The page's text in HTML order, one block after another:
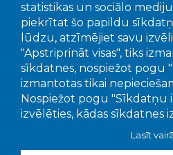
Juridiskā adrese: Mālkalnes
Reģistrācijas Nr.: 90010402651
Bankas un kontu numuri:
SEB banka,
Swedbanka,
Citadele banka
statistikas un sociālo
piekrītat šo papildu
lūdzu, atzīmējiet savu
"Apstriprināt visas", tiks
sīkdatnes, nospiežot pogu
izmantotas tikai
Nospiežot pogu "Sīkdatņu
izvēlēties, kādas sīkdatnes
Lasīt